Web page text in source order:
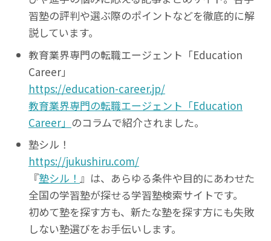
習塾の評判や選ぶ際のポイントなどを徹底的に解
説しています。
教育業界専門の転職エージェント「Education
Career」
https://education-career.jp/
教育業界専門の転職エージェント「Education
Career」 のコラムで紹介されました。
塾シル！
https://jukushiru.com/
『塾シル！ 』は、あらゆる条件や目的にあわせた
全国の学習塾が探せる学習塾検索サイトです。
初めて塾を探す方も、新たな塾を探す方にも失敗
しない塾選びをお手伝いします。